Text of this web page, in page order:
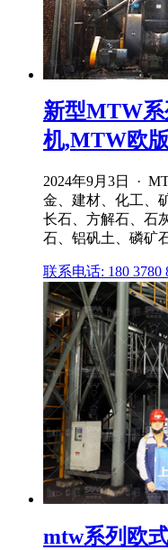
新型MTW
机,MTW欧
2024年9月3日 ·
金、建材、化工、
长石、方解石、石
石、铝矾土、磷矿
联系电话: 180 3780
mtw系列欧